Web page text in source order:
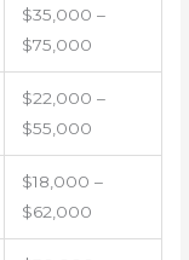
$35,000 –
$75,000
$22,000 –
$55,000
$18,000 –
$62,000